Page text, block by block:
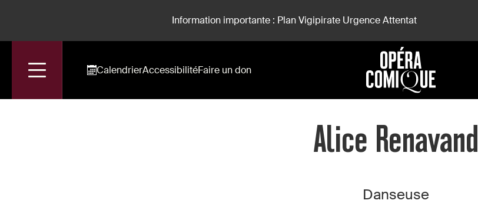
Information importante : Plan Vigipirate Urgence Attentat
CalendrierAccessibilitéFaire un don
Accueil Alice Renavand
Alice Renavand
Danseuse